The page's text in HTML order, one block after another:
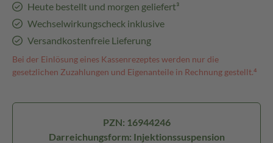
Heute bestellt und morgen geliefert³
Wechselwirkungscheck inklusive
Versandkostenfreie Lieferung
Bei der Einlösung eines Kassenrezeptes werden nur die
gesetzlichen Zuzahlungen und Eigenanteile in Rechnung gestellt.⁴
PZN: 16944246
Darreichungsform: Injektionssuspension